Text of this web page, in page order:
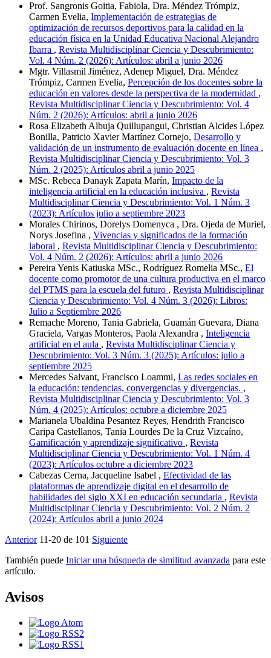
Prof. Sangronis Goitia, Fabiola, Dra. Méndez Trómpiz,
Carmen Evelia, Implementación de estrategias de
optimización de recursos deportivos para la calidad en la
educación física en la Unidad Educativa Nacional Alejandro
Ibarra , Revista Multidisciplinar Ciencia y Descubrimiento:
Vol. 4 Núm. 2 (2026): Artículos: abril a junio 2026
Mgtr. Villasmil Jiménez, Adenep Miguel, Dra. Méndez
Trómpiz, Carmen Evelia, Percepción de los docentes sobre la
educación en valores desde la perspectiva de la modernidad ,
Revista Multidisciplinar Ciencia y Descubrimiento: Vol. 4
Núm. 2 (2026): Artículos: abril a junio 2026
Rosa Elizabeth Albuja Quillupangui, Christian Alcides López
Bonilla, Patricio Xavier Martínez Cornejo, Desarrollo y
validación de un instrumento de evaluación docente en línea ,
Revista Multidisciplinar Ciencia y Descubrimiento: Vol. 3
Núm. 2 (2025): Artículos abril a junio 2025
MSc. Rebeca Danayk Zapata Marín, Impacto de la
inteligencia artificial en la educación inclusiva , Revista
Multidisciplinar Ciencia y Descubrimiento: Vol. 1 Núm. 3
(2023): Artículos julio a septiembre 2023
Morales Chirinos, Dorelys Domenyca , Dra. Ojeda de Muriel,
Norys Josefina , Vivencias y significados de la formación
laboral , Revista Multidisciplinar Ciencia y Descubrimiento:
Vol. 4 Núm. 2 (2026): Artículos: abril a junio 2026
Pereira Yenis Katiuska MSc., Rodríguez Romelia MSc., El
docente como promotor de una cultura productiva en el marco
del PTMS para la escuela del futuro , Revista Multidisciplinar
Ciencia y Descubrimiento: Vol. 4 Núm. 3 (2026): Libros:
Julio a Septiembre 2026
Remache Moreno, Tania Gabriela, Guamán Guevara, Diana
Graciela, Vargas Monteros, Paola Alexandra , Inteligencia
artificial en el aula , Revista Multidisciplinar Ciencia y
Descubrimiento: Vol. 3 Núm. 3 (2025): Artículos: julio a
septiembre 2025
Mercedes Salvant, Francisco Loammi, Las redes sociales en
la educación: tendencias, convergencias y divergencias. ,
Revista Multidisciplinar Ciencia y Descubrimiento: Vol. 3
Núm. 4 (2025): Artículos: octubre a diciembre 2025
Marianela Ubaldina Pesantez Reyes, Hendrith Francisco
Caripa Castellanos, Tania Lourdes De la Cruz Vizcaíno,
Gamificación y aprendizaje significativo , Revista
Multidisciplinar Ciencia y Descubrimiento: Vol. 1 Núm. 4
(2023): Artículos octubre a diciembre 2023
Cabezas Cerna, Jacqueline Isabel , Efectividad de las
plataformas de aprendizaje digital en el desarrollo de
habilidades del siglo XXI en educación secundaria , Revista
Multidisciplinar Ciencia y Descubrimiento: Vol. 2 Núm. 2
(2024): Artículos abril a junio 2024
Anterior 11-20 de 101 Siguiente
También puede Iniciar una búsqueda de similitud avanzada para este
artículo.
Avisos